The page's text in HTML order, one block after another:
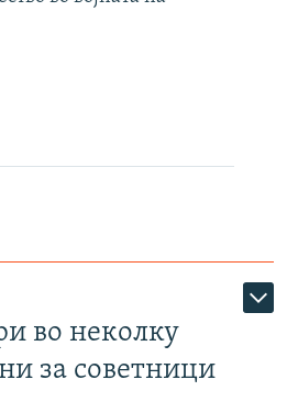
во неколку
за советници